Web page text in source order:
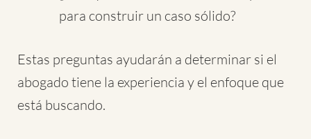
para construir un caso sólido?
Estas preguntas ayudarán a determinar si el
abogado tiene la experiencia y el enfoque que
está buscando.